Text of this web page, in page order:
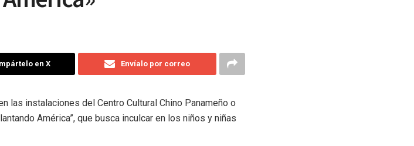
en X Envíalo por correo
las instalaciones del Centro Cultural Chino Panameño o
América”, que busca inculcar en los niños y niñas